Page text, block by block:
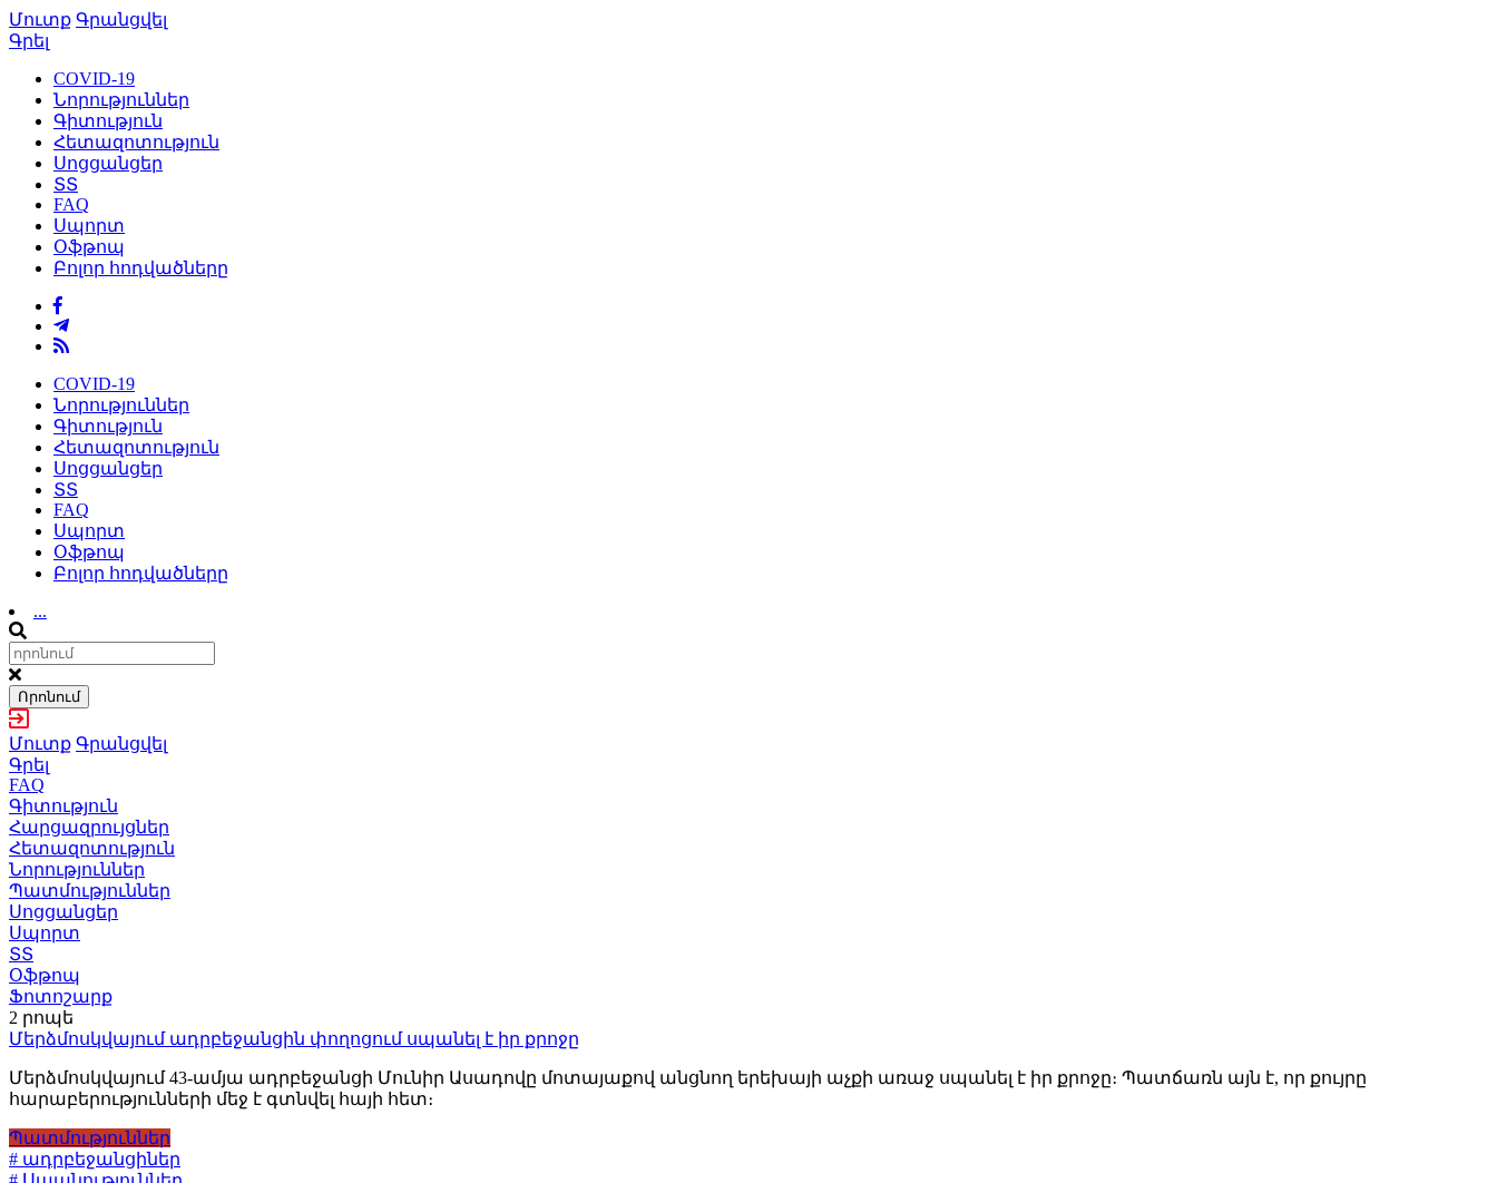
Մուտք Գրանցվել
Գրել
COVID-19
Նորություններ
Գիտություն
Հետազոտություն
Սոցցանցեր
ՏՏ
FAQ
Սպորտ
Օֆթոպ
Բոլոր հոդվածները
COVID-19
Նորություններ
Գիտություն
Հետազոտություն
Սոցցանցեր
ՏՏ
FAQ
Սպորտ
Օֆթոպ
Բոլոր հոդվածները
...
Որոնում
Մուտք Գրանցվել
Գրել
FAQ
Գիտություն
Հարցազրույցներ
Հետազոտություն
Նորություններ
Պատմություններ
Սոցցանցեր
Սպորտ
ՏՏ
Օֆթոպ
Ֆոտոշարք
2 րոպե
Մերձմոսկվայում ադրբեջանցին փողոցում սպանել է իր քրոջը
Մերձմոսկվայում 43-ամյա ադրբեջանցի Մունիր Ասադովը մոտայաքով անցնող երեխայի աչքի առաջ սպանել է իր քրոջը։ Պատճառն այն է, որ քույրը
հարաբերությունների մեջ է գտնվել հայի հետ։
Պատմություններ
# ադրբեջանցիներ